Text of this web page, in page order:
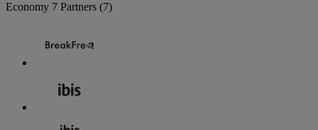
Economy 7 Partners (7)